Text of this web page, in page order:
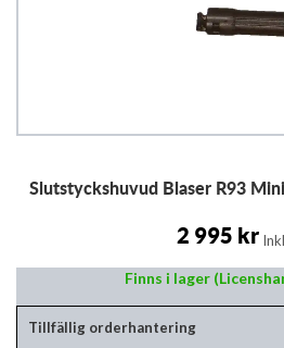
tillSlutstyckshuvud Blaser R93
2 995 kr
Finns i lager
Tillfällig orderhantering